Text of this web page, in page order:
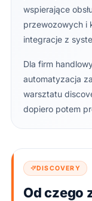
wspierające
przewozowych i
integracje z
Dla firm
automatyzacja
warsztatu
dopiero potem
DISCOVERY
Od czego